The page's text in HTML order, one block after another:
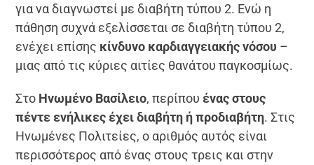
για να διαγνωστεί με διαβήτη τύπου 2. Ενώ η
πάθηση συχνά εξελίσσεται σε διαβήτη τύπου 2,
ενέχει επίσης κίνδυνο καρδιαγγειακής νόσου –
μιας από τις κύριες αιτίες θανάτου παγκοσμίως.
Στο Ηνωμένο Βασίλειο, περίπου ένας στους
πέντε ενήλικες έχει διαβήτη ή προδιαβήτη. Στις
Ηνωμένες Πολιτείες, ο αριθμός αυτός είναι
περισσότερος από ένας στους τρεις και στην